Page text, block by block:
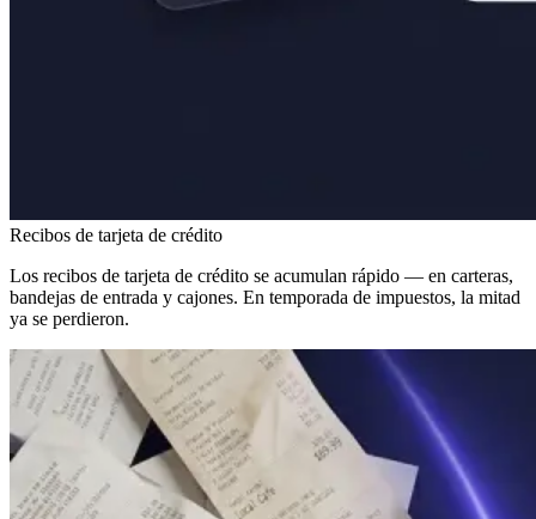
Recibos de tarjeta de crédito
Los recibos de tarjeta de crédito se acumulan rápido — en carteras,
bandejas de entrada y cajones. En temporada de impuestos, la mitad
ya se perdieron.